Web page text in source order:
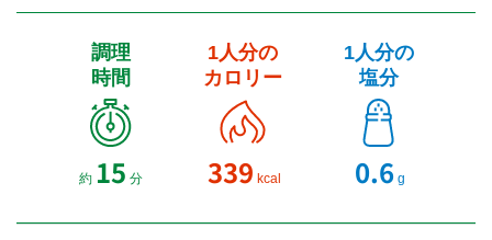
調理
時間
約 15 分
1人分の
カロリー
339 kcal
1人分の
塩分
0.6 g